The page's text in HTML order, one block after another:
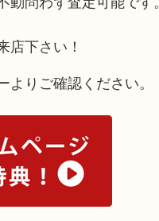
店下さい！
りご確認ください。